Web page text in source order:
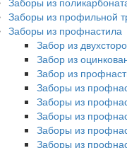
Заборы из профильной
Заборы из профнастила
Забор из
Забор из
Забор из
Заборы из
Заборы из
Заборы из
Заборы из
Заборы из